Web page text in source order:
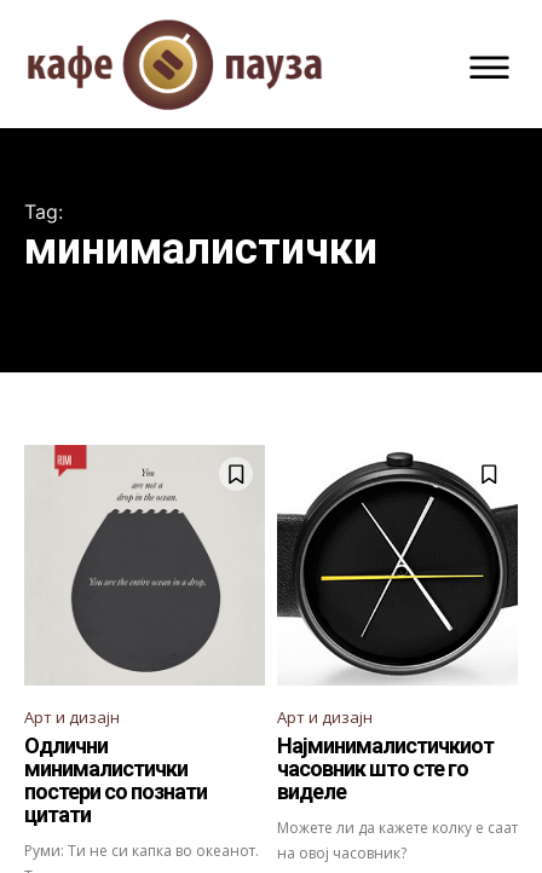
Tag:
минималистички
Арт и дизајн
Одлични
минималистички
постери со познати
цитати
Руми: Ти не си капка во океанот.
Арт и дизајн
Најминималистичкиот
часовник што сте го
виделе
Можете ли да кажете колку е саат
на овој часовник?